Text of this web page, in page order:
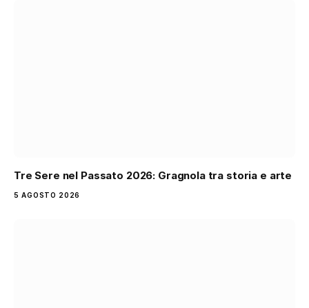
Tre Sere nel Passato 2026: Gragnola tra storia e arte
5 AGOSTO 2026